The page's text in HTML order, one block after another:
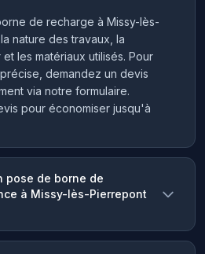
de recharge à Missy-lès-
nature des travaux, la
les matériaux utilisés. Pour
demandez un devis
via notre formulaire.
pour économiser jusqu'à
pose de borne de
à Missy-lès-Pierrepont